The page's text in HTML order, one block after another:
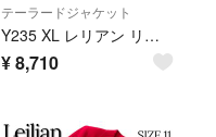
テーラードジャケット
Y235 XL レリアン リネン ウール 麻 シルク ジャケット レディース
¥8,710